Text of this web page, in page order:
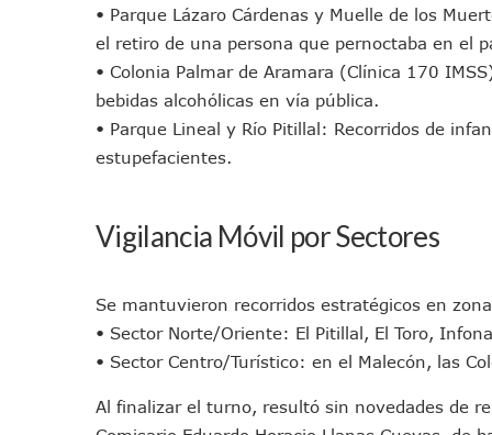
En Abril 2027 Terminarán
Puerto Vallarta Fortalece
Accidente En Un RZR,
Este Viernes, Lemus
Nidos De Lluvia Busca
Regresa A Puerto Vallarta
“Kato” Supera El Abandono
México Necesitaba 600 Mil
Munguía Es El Sexto Mejor
• Parque Lázaro Cárdenas y Muelle de los
el retiro de una persona que pernoctaba en el
• Colonia Palmar de Aramara (Clínica 170
bebidas alcohólicas en vía pública.
• Parque Lineal y Río Pitillal: Recorridos de
estupefacientes.
Vigilancia Móvil por Sectores
Se mantuvieron recorridos estratégicos en
• Sector Norte/Oriente: El Pitillal, El Toro,
• Sector Centro/Turístico: en el Malecón, las
Al finalizar el turno, resultó sin novedades de